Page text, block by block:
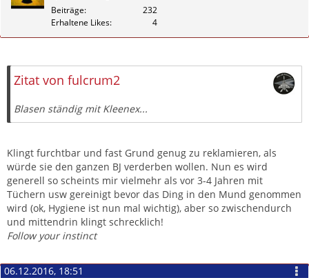
Beiträge
232
Erhaltene Likes
4
Zitat von fulcrum2
Blasen ständig mit Kleenex...
Klingt furchtbar und fast Grund genug zu reklamieren, als
würde sie den ganzen BJ verderben wollen. Nun es wird
generell so scheints mir vielmehr als vor 3-4 Jahren mit
Tüchern usw gereinigt bevor das Ding in den Mund genommen
wird (ok, Hygiene ist nun mal wichtig), aber so zwischendurch
und mittendrin klingt schrecklich!
Follow your instinct
Zitieren
06.12.2016, 18:51